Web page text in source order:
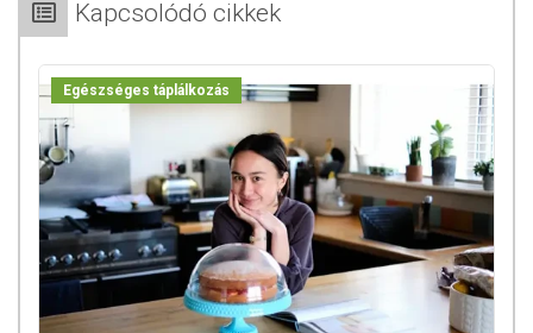
Sportoláshoz:
Ha sportolás közben is szeretnél valami finom és tápláló
csemegét bedobni, Neked is szívből ajánljuk a HUSOM-at!
Sörkorcsolya:
Ha unod a mogyorót és a ropit, sör vagy fröccs mellé is
próbáld ki a HUSOMat, de vigyázz, mert jól fogsz lakni vele
hamar!
Összetevők:
Marhahús (100g termék 230g húsból készül), víz, hagyma,
Kapcsolódó cikkek
Egészséges táplálkozás